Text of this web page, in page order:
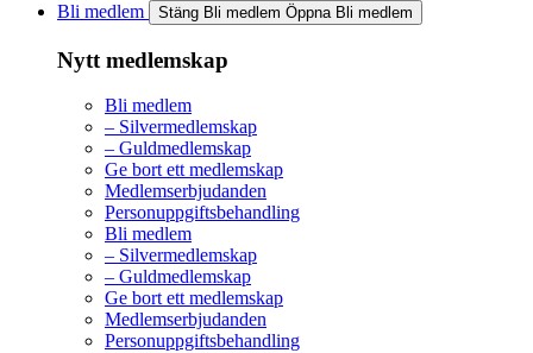
Bli medlem
Stäng Bli medlem Öppna Bli medlem
Nytt medlemskap
Bli medlem
– Silvermedlemskap
– Guldmedlemskap
Ge bort ett medlemskap
Medlemserbjudanden
Personuppgiftsbehandling
Bli medlem
– Silvermedlemskap
– Guldmedlemskap
Ge bort ett medlemskap
Medlemserbjudanden
Personuppgiftsbehandling